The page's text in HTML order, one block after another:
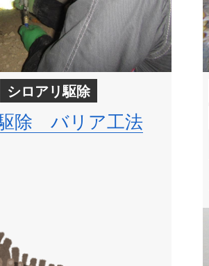
シロアリ駆除
除 バリア工法